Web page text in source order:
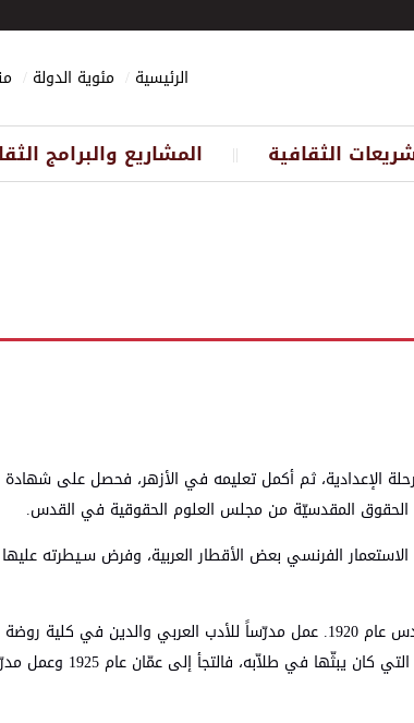
الرئيسية مئوية الدولة
الثقافية || المشاريع والبرامج
عام 1893، وتلقّى فيها تعليمه للمرحلة الإعدادية، ثم أكمل تعليمه في الأزهر، فحصل على
الفرنسي بعض الأقطار العربية، وفرض سـيطرته
شعر الفرنسيون بخطر دعوة نديم الملاح ضدهم فطاردوه، ممّا دفعه إلى اللجوء للقدس عام 1920. عمل مدرّساً للأدب العربي والدين
المقدسيّة، فضيّق الإنجليز –مستعمرو البلاد- عليه الخناق وقاوموا تلك الروح